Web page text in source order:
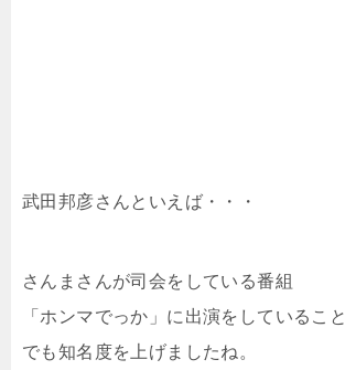
武田邦彦さんといえば・・・
さんまさんが司会をしている番組
「ホンマでっか」に出演をしていること
でも知名度を上げましたね。